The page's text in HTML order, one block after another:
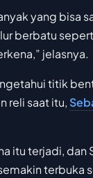
yang bisa
berbatu
jelasnya.
titik
reli saat itu,
itu terjadi,